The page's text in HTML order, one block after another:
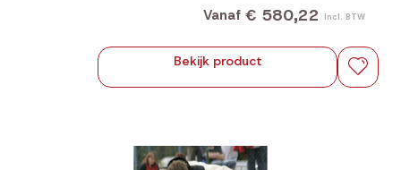
Vanaf € 580,22 Incl. BTW
Bekijk product